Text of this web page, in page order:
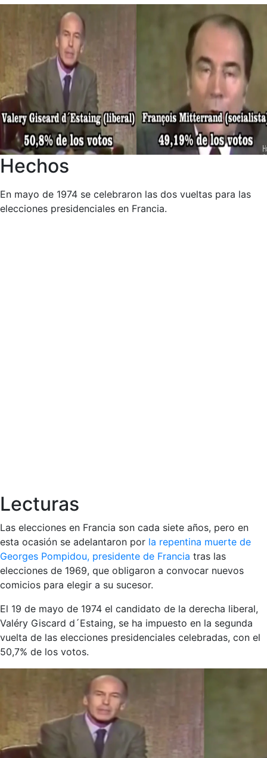
Hechos
En mayo de 1974 se celebraron las dos vueltas para las
elecciones presidenciales en Francia.
Lecturas
Las elecciones en Francia son cada siete años, pero en
esta ocasión se adelantaron por la repentina muerte de
Georges Pompidou, presidente de Francia tras las
elecciones de 1969, que obligaron a convocar nuevos
comicios para elegir a su sucesor.
El 19 de mayo de 1974 el candidato de la derecha liberal,
Valéry Giscard d´Estaing, se ha impuesto en la segunda
vuelta de las elecciones presidenciales celebradas, con el
50,7% de los votos.